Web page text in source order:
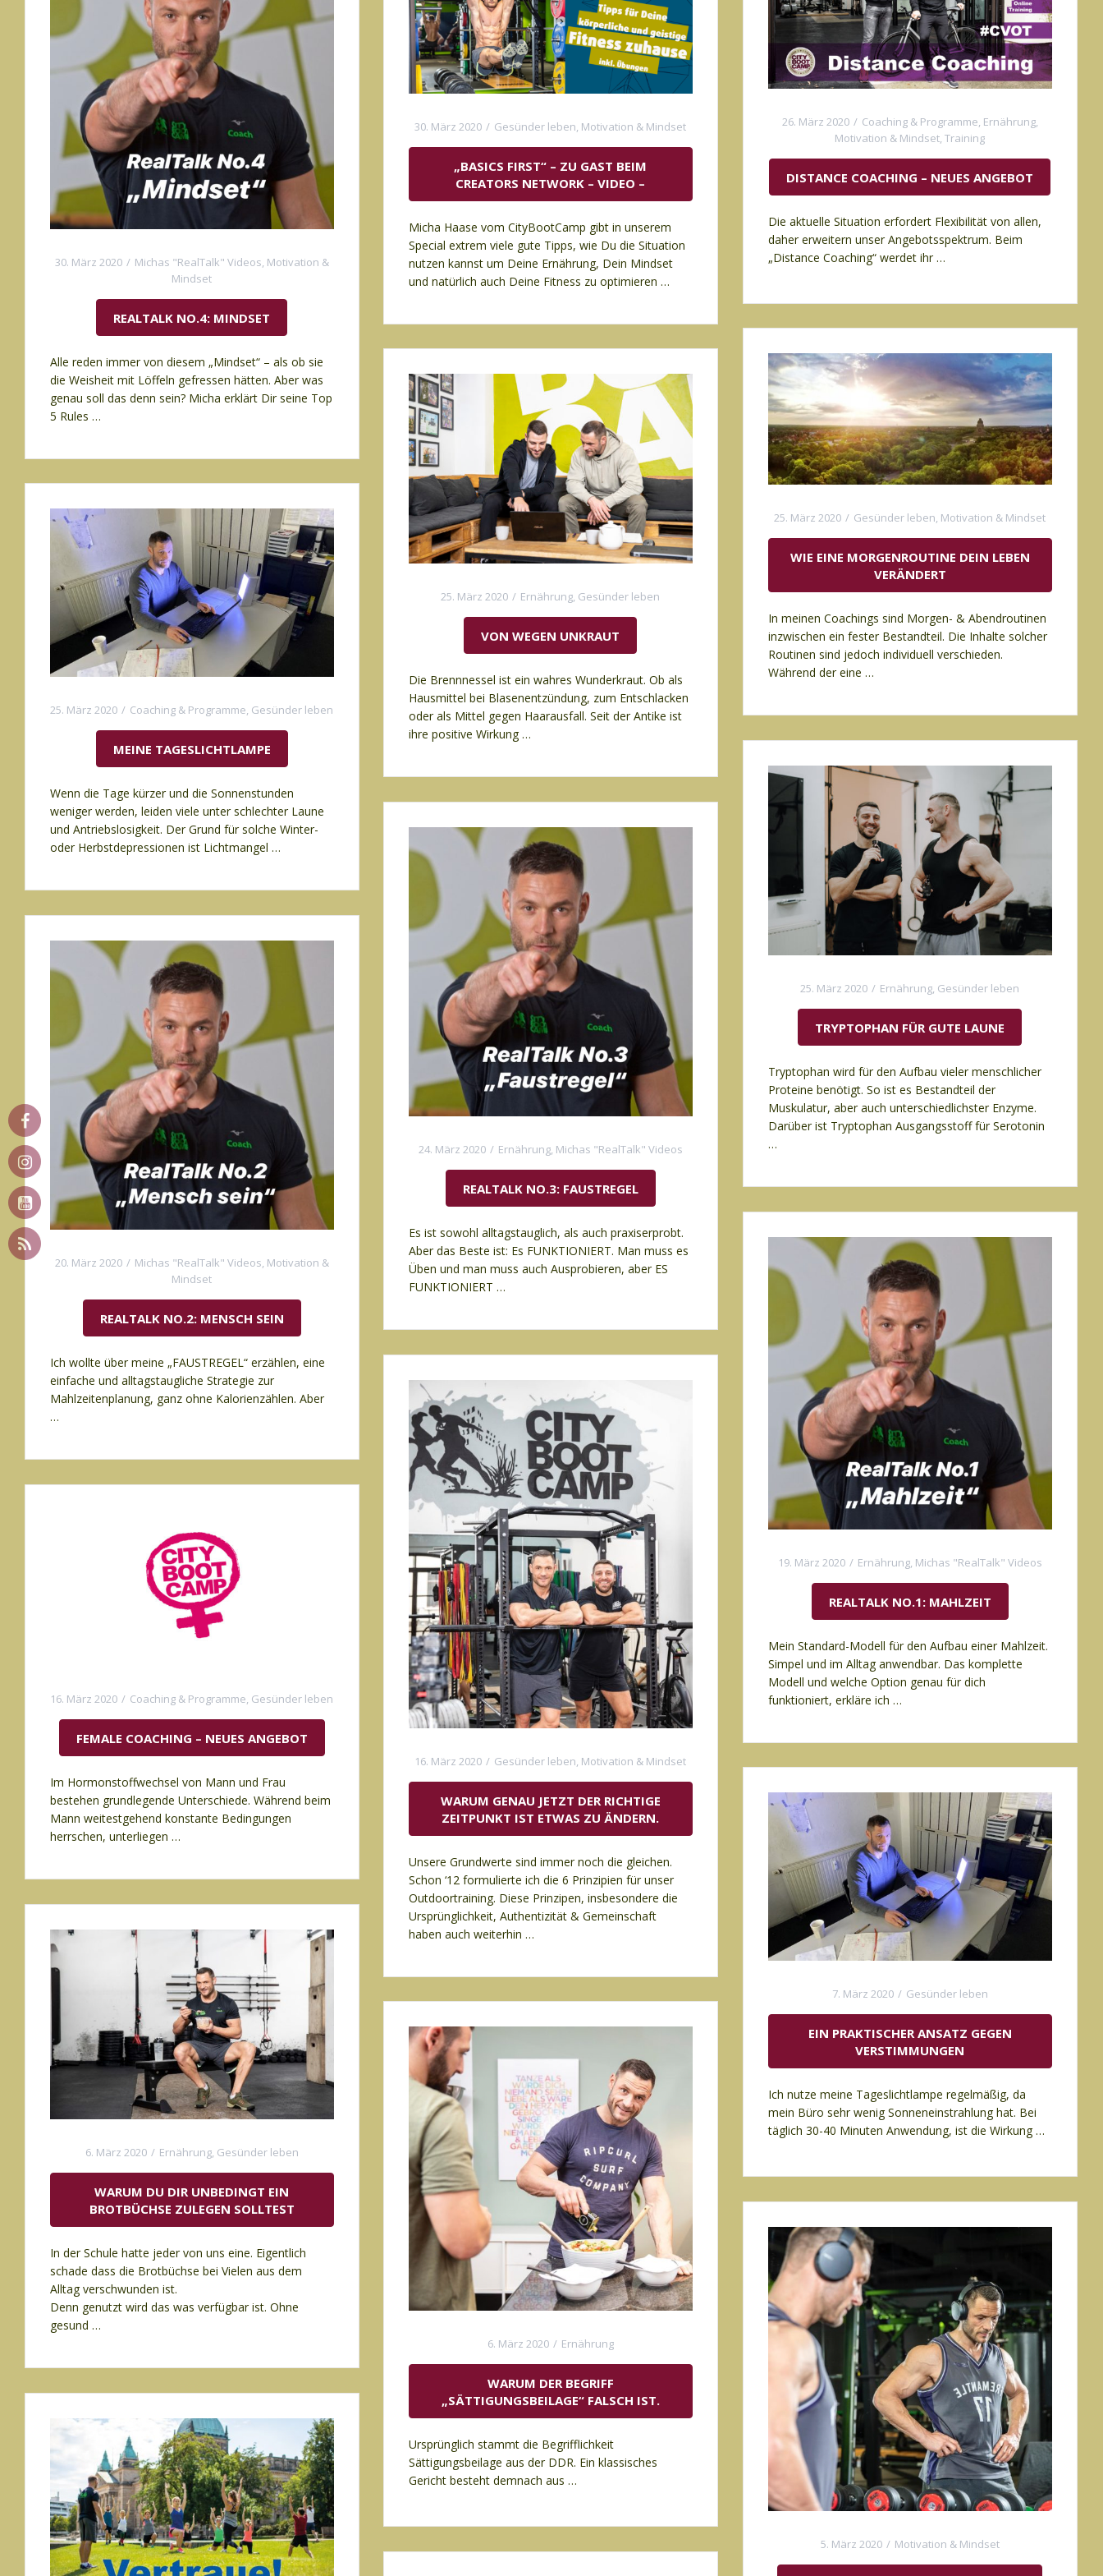
30. März 2020 Michas "RealTalk" Videos, Motivation &
Mindset
REALTALK NO.4: MINDSET
Alle reden immer von diesem „Mindset“ – als ob sie
die Weisheit mit Löffeln gefressen hätten. Aber was
genau soll das denn sein? Micha erklärt Dir seine Top
5 Rules …
30. März 2020 Gesünder leben, Motivation & Mindset
„BASICS FIRST“ – ZU GAST BEIM
CREATORS NETWORK – VIDEO –
Micha Haase vom CityBootCamp gibt in unserem
Special extrem viele gute Tipps, wie Du die Situation
nutzen kannst um Deine Ernährung, Dein Mindset
und natürlich auch Deine Fitness zu optimieren …
26. März 2020 Coaching & Programme, Ernährung,
Motivation & Mindset,Training
DISTANCE COACHING – NEUES ANGEBOT
Die aktuelle Situation erfordert Flexibilität von allen,
daher erweitern unser Angebotsspektrum. Beim
„Distance Coaching“ werdet ihr …
25. März 2020 Gesünder leben, Motivation & Mindset
WIE EINE MORGENROUTINE DEIN LEBEN
VERÄNDERT
In meinen Coachings sind Morgen- & Abendroutinen
inzwischen ein fester Bestandteil. Die Inhalte solcher
Routinen sind jedoch individuell verschieden.
Während der eine …
25. März 2020 Ernährung, Gesünder leben
VON WEGEN UNKRAUT
Die Brennnessel ist ein wahres Wunderkraut. Ob als
Hausmittel bei Blasenentzündung, zum Entschlacken
oder als Mittel gegen Haarausfall. Seit der Antike ist
ihre positive Wirkung …
25. März 2020 Coaching & Programme, Gesünder leben
MEINE TAGESLICHTLAMPE
Wenn die Tage kürzer und die Sonnenstunden
weniger werden, leiden viele unter schlechter Laune
und Antriebslosigkeit. Der Grund für solche Winter-
oder Herbstdepressionen ist Lichtmangel …
25. März 2020 Ernährung, Gesünder leben
TRYPTOPHAN FÜR GUTE LAUNE
Tryptophan wird für den Aufbau vieler menschlicher
Proteine benötigt. So ist es Bestandteil der
Muskulatur, aber auch unterschiedlichster Enzyme.
Darüber ist Tryptophan Ausgangsstoff für Serotonin
…
24. März 2020 Ernährung, Michas "RealTalk" Videos
REALTALK NO.3: FAUSTREGEL
Es ist sowohl alltagstauglich, als auch praxiserprobt.
Aber das Beste ist: Es FUNKTIONIERT. Man muss es
Üben und man muss auch Ausprobieren, aber ES
FUNKTIONIERT …
20. März 2020 Michas "RealTalk" Videos, Motivation &
Mindset
REALTALK NO.2: MENSCH SEIN
Ich wollte über meine „FAUSTREGEL“ erzählen, eine
einfache und alltagstaugliche Strategie zur
Mahlzeitenplanung, ganz ohne Kalorienzählen. Aber
…
19. März 2020 Ernährung, Michas "RealTalk" Videos
REALTALK NO.1: MAHLZEIT
Mein Standard-Modell für den Aufbau einer Mahlzeit.
Simpel und im Alltag anwendbar. Das komplette
Modell und welche Option genau für dich
funktioniert, erkläre ich …
16. März 2020 Gesünder leben, Motivation & Mindset
WARUM GENAU JETZT DER RICHTIGE
ZEITPUNKT IST ETWAS ZU ÄNDERN.
Unsere Grundwerte sind immer noch die gleichen.
Schon ‘12 formulierte ich die 6 Prinzipien für unser
Outdoortraining. Diese Prinzipen, insbesondere die
Ursprünglichkeit, Authentizität & Gemeinschaft
haben auch weiterhin …
16. März 2020 Coaching & Programme, Gesünder leben
FEMALE COACHING – NEUES ANGEBOT
Im Hormonstoffwechsel von Mann und Frau
bestehen grundlegende Unterschiede. Während beim
Mann weitestgehend konstante Bedingungen
herrschen, unterliegen …
7. März 2020 Gesünder leben
EIN PRAKTISCHER ANSATZ GEGEN
VERSTIMMUNGEN
Ich nutze meine Tageslichtlampe regelmäßig, da
mein Büro sehr wenig Sonneneinstrahlung hat. Bei
täglich 30-40 Minuten Anwendung, ist die Wirkung …
6. März 2020 Ernährung, Gesünder leben
WARUM DU DIR UNBEDINGT EIN
BROTBÜCHSE ZULEGEN SOLLTEST
In der Schule hatte jeder von uns eine. Eigentlich
schade dass die Brotbüchse bei Vielen aus dem
Alltag verschwunden ist.
Denn genutzt wird das was verfügbar ist. Ohne
gesund …
6. März 2020 Ernährung
WARUM DER BEGRIFF
„SÄTTIGUNGSBEILAGE“ FALSCH IST.
Ursprünglich stammt die Begrifflichkeit
Sättigungsbeilage aus der DDR. Ein klassisches
Gericht besteht demnach aus …
5. März 2020 Motivation & Mindset